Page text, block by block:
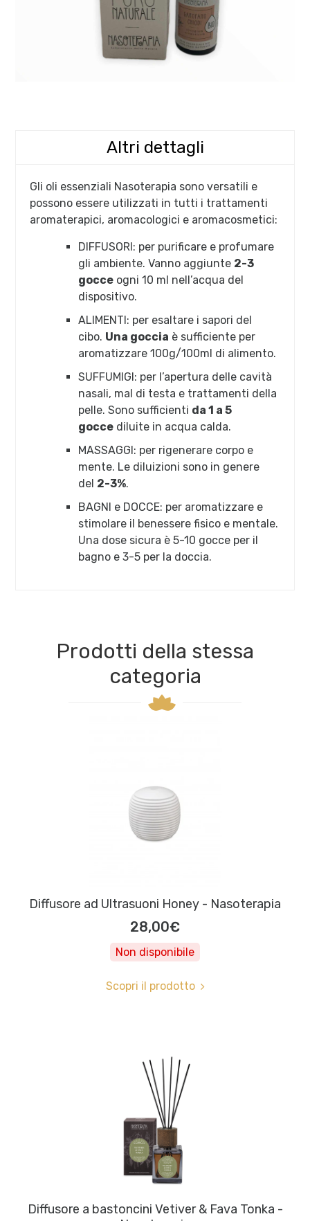
Altri dettagli
Gli oli essenziali Nasoterapia sono versatili e
possono essere utilizzati in tutti i trattamenti
aromaterapici, aromacologici e aromacosmetici:
DIFFUSORI: per purificare e profumare
gli ambiente. Vanno aggiunte 2-3
gocce ogni 10 ml nell’acqua del
dispositivo.
ALIMENTI: per esaltare i sapori del
cibo. Una goccia è sufficiente per
aromatizzare 100g/100ml di alimento.
SUFFUMIGI: per l’apertura delle cavità
nasali, mal di testa e trattamenti della
pelle. Sono sufficienti da 1 a 5
gocce diluite in acqua calda.
MASSAGGI: per rigenerare corpo e
mente. Le diluizioni sono in genere
del 2-3%.
BAGNI e DOCCE: per aromatizzare e
stimolare il benessere fisico e mentale.
Una dose sicura è 5-10 gocce per il
bagno e 3-5 per la doccia.
Prodotti della stessa
categoria
Diffusore ad Ultrasuoni Honey - Nasoterapia
28,00€
Non disponibile
Scopri il prodotto
Diffusore a bastoncini Vetiver & Fava Tonka -